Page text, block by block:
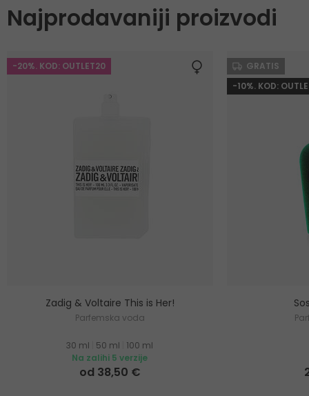
Najprodavaniji proizvodi
-20%. KOD: OUTLET20
Zadig & Voltaire This is Her!
Parfemska voda
30 ml 50 ml
100 ml
Na zalihi 5 verzije
od 38,50 €
GRATIS
-10%. KOD: